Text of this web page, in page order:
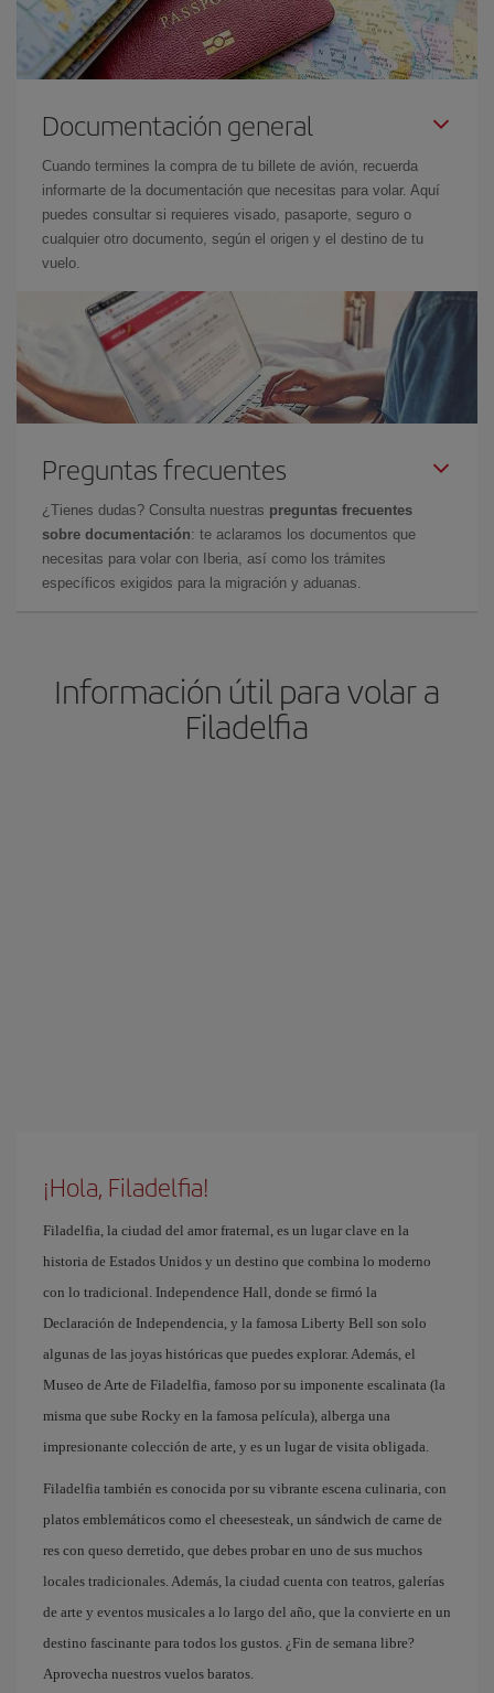
Documentación general
Cuando termines la compra de tu billete de avión, recuerda
informarte de la documentación que necesitas para volar. Aquí
puedes consultar si requieres visado, pasaporte, seguro o
cualquier otro documento, según el origen y el destino de tu
vuelo.
Preguntas frecuentes
¿Tienes dudas? Consulta nuestras preguntas frecuentes
sobre documentación: te aclaramos los documentos que
necesitas para volar con Iberia, así como los trámites
específicos exigidos para la migración y aduanas.
Información útil para volar a
Filadelfia
¡Hola, Filadelfia!
Filadelfia, la ciudad del amor fraternal, es un lugar clave en la
historia de Estados Unidos y un destino que combina lo moderno
con lo tradicional. Independence Hall, donde se firmó la
Declaración de Independencia, y la famosa Liberty Bell son solo
algunas de las joyas históricas que puedes explorar. Además, el
Museo de Arte de Filadelfia, famoso por su imponente escalinata (la
misma que sube Rocky en la famosa película), alberga una
impresionante colección de arte, y es un lugar de visita obligada.
Filadelfia también es conocida por su vibrante escena culinaria, con
platos emblemáticos como el cheesesteak, un sándwich de carne de
res con queso derretido, que debes probar en uno de sus muchos
locales tradicionales. Además, la ciudad cuenta con teatros, galerías
de arte y eventos musicales a lo largo del año, que la convierte en un
destino fascinante para todos los gustos. ¿Fin de semana libre?
Aprovecha nuestros vuelos baratos.